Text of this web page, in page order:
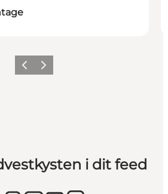
ForrigeNæste
i dit feed